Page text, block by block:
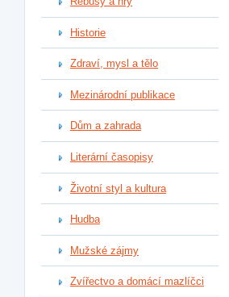
Historie
Zdraví, mysl a tělo
Mezinárodní publikace
Dům a zahrada
Literární časopisy
Životní styl a kultura
Hudba
Mužské zájmy
Zvířectvo a domácí mazlíčci